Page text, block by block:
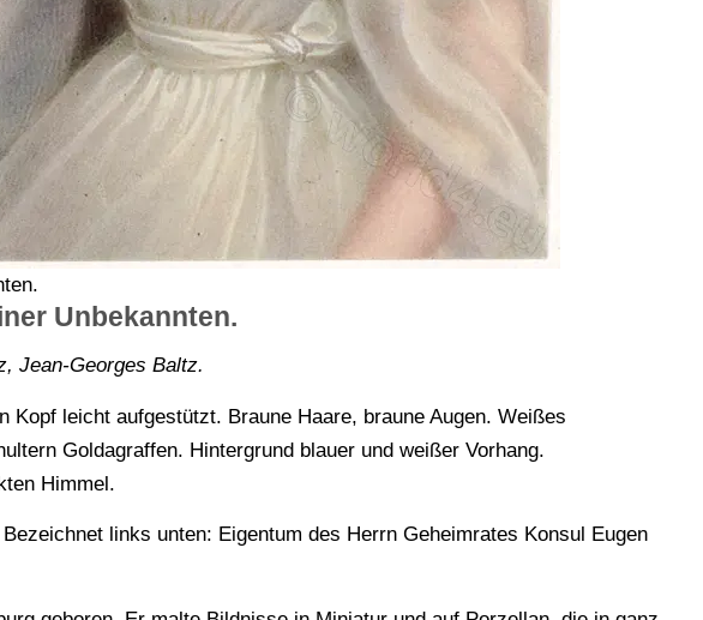
Unbekannten.
Jean-Georges Baltz.
Kopf leicht aufgestützt. Braune Haare, braune Augen. Weißes
Goldagraffen. Hintergrund blauer und weißer Vorhang.
Himmel.
links unten: Eigentum des Herrn Geheimrates Konsul Eugen